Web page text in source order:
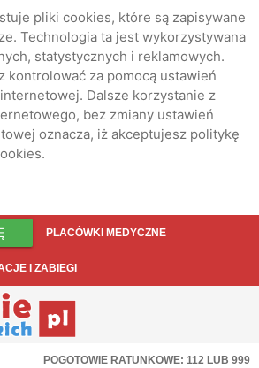
pliki cookies, które są zapisywane
Technologia ta jest wykorzystywana
statystycznych i reklamowych.
kontrolować za pomocą ustawień
Dalsze korzystanie z
bez zmiany ustawień
oznacza, iż akceptujesz politykę
PLACÓWKI MEDYCZNE
I ZABIEGI
POGOTOWIE RATUNKOWE: 112 LUB 999